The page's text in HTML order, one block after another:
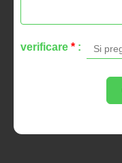
verificare * :